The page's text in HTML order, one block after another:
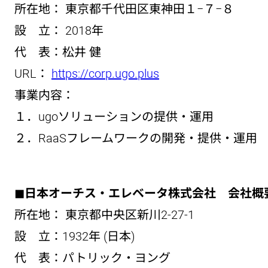
所在地： 東京都千代田区東神田１−７−８
設 立： 2018年
代 表：松井 健
URL： https://corp.ugo.plus
事業内容：
１．ugoソリューションの提供・運用
２．RaaSフレームワークの開発・提供・運用
◼︎日本オーチス・エレベータ株式会社 会社概
所在地： 東京都中央区新川2-27-1
設 立：1932年 (日本)
代 表：パトリック・ヨング